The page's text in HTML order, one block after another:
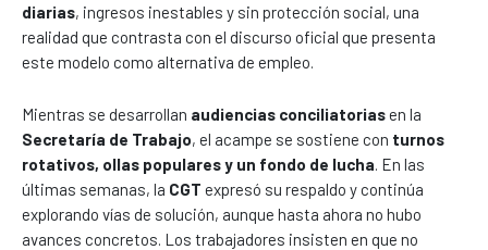
diarias, ingresos inestables y sin protección social, una
realidad que contrasta con el discurso oficial que presenta
este modelo como alternativa de empleo.
Mientras se desarrollan audiencias conciliatoriasen la
Secretaría de Trabajo, el acampe se sostiene con turnos
rotativos, ollas populares y un fondo de lucha . En las
últimas semanas, la CGT expresó su respaldo y continúa
explorando vías de solución, aunque hasta ahora no hubo
avances concretos. Los trabajadores insisten en que no